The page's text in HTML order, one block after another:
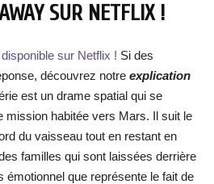
SUR NETFLIX !
sur Netflix ! Si des
découvrez notre explication
est un drame spatial qui se
mission habitée vers Mars. Il suit le
du vaisseau tout en restant en
familles qui sont laissées derrière
émotionnel que représente le fait de